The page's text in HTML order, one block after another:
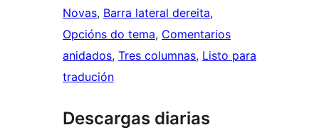
Novas, Barra lateral dereita
Opcións do tema, Comentarios
anidados, Tres columnas, Listo para
tradución
Descargas diarias